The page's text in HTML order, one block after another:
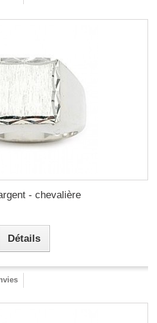
- chevalière
Détails